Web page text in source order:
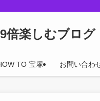
倍楽しむブログ
TO 宝塚 お問い合わ